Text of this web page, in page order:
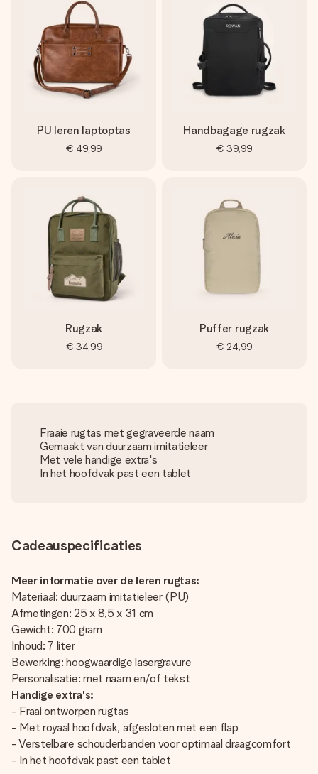
PU leren laptoptas
€ 49,99
Handbagage rugzak
€ 39,99
Rugzak
€ 34,99
Puffer rugzak
€ 24,99
Fraaie rugtas met gegraveerde naam
Gemaakt van duurzaam imitatieleer
Met vele handige extra's
In het hoofdvak past een tablet
Cadeauspecificaties
Meer informatie over de leren rugtas:
Materiaal: duurzaam imitatieleer (PU)
Afmetingen: 25 x 8,5 x 31 cm
Gewicht: 700 gram
Inhoud: 7 liter
Bewerking: hoogwaardige lasergravure
Personalisatie: met naam en/of tekst
Handige extra's:
- Fraai ontworpen rugtas
- Met royaal hoofdvak, afgesloten met een flap
- Verstelbare schouderbanden voor optimaal draagcomfort
- In het hoofdvak past een tablet